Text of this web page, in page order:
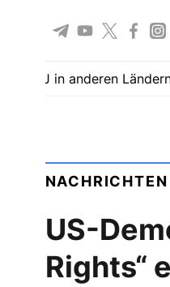
UOJ in anderen
NACHRICHTEN
US-
Rights“